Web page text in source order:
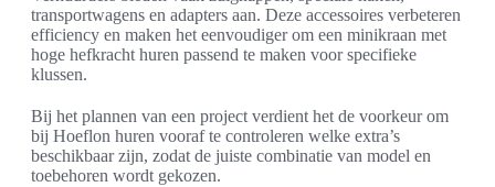
transportwagens en adapters aan. Deze accessoires verbeteren
efficiency en maken het eenvoudiger om een minikraan met
hoge hefkracht huren passend te maken voor specifieke
klussen.
Bij het plannen van een project verdient het de voorkeur om
bij Hoeflon huren vooraf te controleren welke extra’s
beschikbaar zijn, zodat de juiste combinatie van model en
toebehoren wordt gekozen.